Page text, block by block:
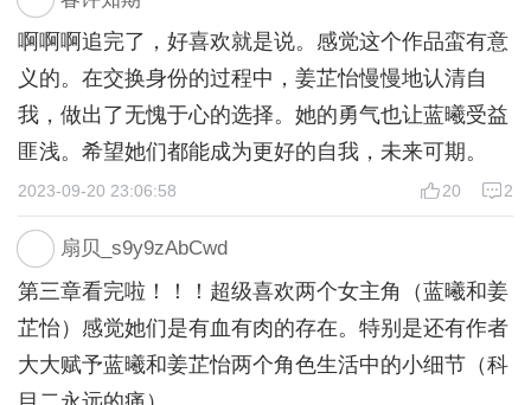
全家桶来一发/色瑟/海瑟/廉少爷/柒柒/一块破碎的玉/莫
念/申盒/乌云/真君/微逢/蚂蚁/千寻
美工：有鹊渡枝/宁兮何/皮皮不皮呀/金刚/Giya/羽落晨
曦/喵太阳/蚩夢/泥CC/莳之有萝/五月流火/biggege/汉江
素材：可商用素材网/红豆泥/小妖的小腰
主题曲：《蜚语》——疏楼曲-陶九
（不断补充中，如有漏标错标绝非故意，请联系我补
上）
啊啊啊追完了，好喜欢就是说。感觉这个作品蛮有意
义的。在交换身份的过程中，姜芷怡慢慢地认清自
我，做出了无愧于心的选择。她的勇气也让蓝曦受益
匪浅。希望她们都能成为更好的自我，未来可期。
2
20
2023-09-20 23:06:58
扇贝_s9y9zAbCwd
第三章看完啦！！！超级喜欢两个女主角（蓝曦和姜
芷怡）感觉她们是有血有肉的存在。特别是还有作者
大大赋予蓝曦和姜芷怡两个角色生活中的小细节（科